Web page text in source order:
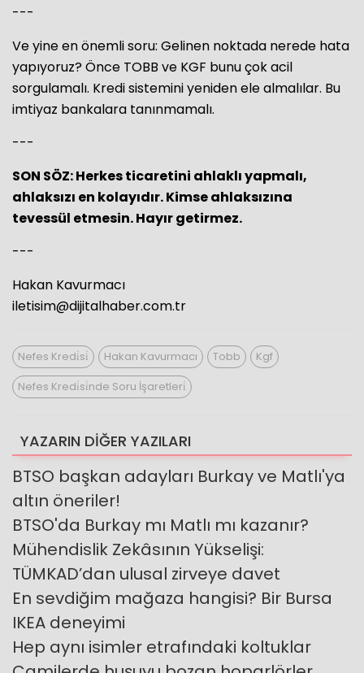
---
Ve yine en önemli soru: Gelinen noktada nerede hata
yapıyoruz? Önce TOBB ve KGF bunu çok acil
sorgulamalı. Kredi sistemini yeniden ele almalılar. Bu
imtiyaz bankalara tanınmamalı.
---
SON SÖZ: Herkes ticaretini ahlaklı yapmalı,
ahlaksızı en kolayıdır. Kimse ahlaksızına
tevessül etmesin. Hayır getirmez.
---
Hakan Kavurmacı
iletisim@dijitalhaber.com.tr
Nefes Kredi̇si̇ Hakan Kavurmacı Tobb
Kgf
Nefes Kredi̇si̇nde Soru İşaretleri̇
YAZARIN DİĞER YAZILARI
BTSO başkan adayları Burkay ve Matlı'ya
altın öneriler!
BTSO'da Burkay mı Matlı mı kazanır?
Mühendislik Zekâsının Yükselişi:
TÜMKAD’dan ulusal zirveye davet
En sevdiğim mağaza hangisi? Bir Bursa
IKEA deneyimi
Hep aynı isimler etrafındaki koltuklar